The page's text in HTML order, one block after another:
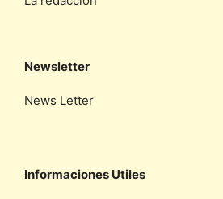
Newsletter
News Letter
Informaciones Utiles